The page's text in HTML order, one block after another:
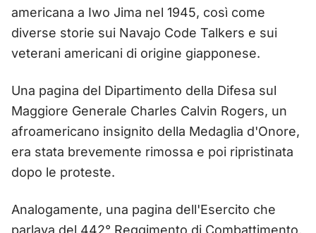
americana a Iwo Jima nel 1945, così come
diverse storie sui Navajo Code Talkers e sui
veterani americani di origine giapponese.
Una pagina del Dipartimento della Difesa sul
Maggiore Generale Charles Calvin Rogers, un
afroamericano insignito della Medaglia d'Onore,
era stata brevemente rimossa e poi ripristinata
dopo le proteste.
Analogamente, una pagina dell'Esercito che
parlava del 442° Reggimento di Combattimento,